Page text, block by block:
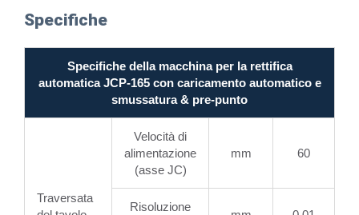
Specifiche
Specifiche della macchina per la rettifica
automatica JCP-165 con caricamento automatico e
smussatura & pre-punto
Traversata
Velocità di
alimentazione
(asse JC)
mm 60
Risoluzione